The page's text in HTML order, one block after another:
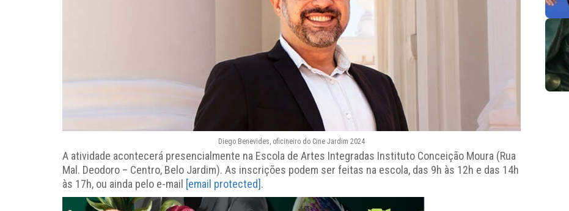
Diego Benevides, oficineiro do Cine Jardim 2024
A atividade acontecerá presencialmente na Escola de Artes Integradas Instituto Conceição Moura (Rua
Mal. Deodoro – Centro, Belo Jardim). As inscrições podem ser feitas na escola, das 9h às 12h e das 14h
às 17h, ou ainda pelo e-mail [email protected].